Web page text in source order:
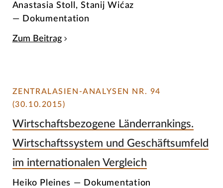
Anastasia Stoll, Stanij Wićaz
— Dokumentation
Zum Beitrag
ZENTRALASIEN-ANALYSEN NR. 94
(30.10.2015)
Wirtschaftsbezogene Länderrankings.
Wirtschaftssystem und Geschäftsumfeld
im internationalen Vergleich
Heiko Pleines — Dokumentation